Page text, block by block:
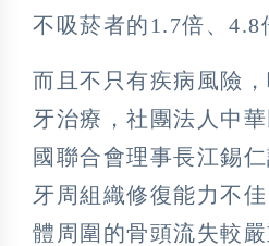
不吸菸者的1.7倍、4.8
而且不只有疾病風險
牙治療，社團法人中
國聯合會理事長江錫
牙周組織修復能力不
體周圍的骨頭流失較